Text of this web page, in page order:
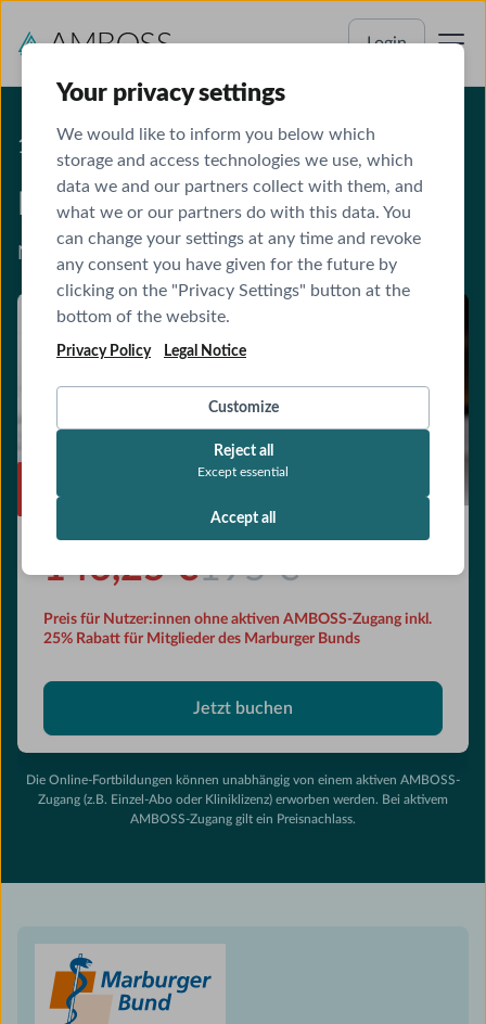
Your privacy settings
We would like to inform you below which
storage and access technologies we use, which
data we and our partners collect with them, and
what we or our partners do with this data. You
can change your settings at any time and revoke
any consent you have given for the future by
clicking on the "Privacy Settings" button at the
bottom of the website.
Privacy Policy Legal Notice
Customize
Reject all
Except essential
Accept all
Login
16 CME-PUNKTE
Diabetes
Notfälle managen und Blutzucker sicher einstellen
146,25 €195 €
Preis für Nutzer:innen ohne aktiven AMBOSS-Zugang inkl.
25% Rabatt für Mitglieder des Marburger Bunds
Jetzt buchen
Die Online-Fortbildungen können unabhängig von einem aktiven AMBOSS-
Zugang (z.B. Einzel-Abo oder Kliniklizenz) erworben werden. Bei aktivem
AMBOSS-Zugang gilt ein Preisnachlass.